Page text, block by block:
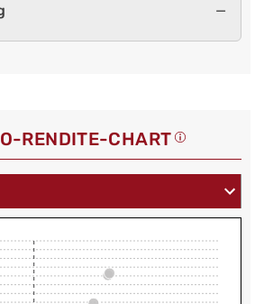
—
RENDITE-CHART